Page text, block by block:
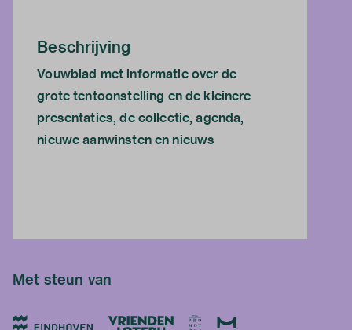
Beschrijving
Vouwblad met informatie over de
grote tentoonstelling en de kleinere
presentaties, de collectie, agenda,
nieuwe aanwinsten en nieuws
Met steun van